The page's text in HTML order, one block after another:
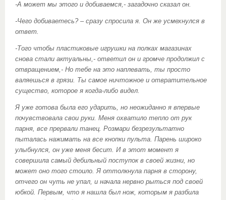
-А может мы этого и добиваемся,- загадочно сказал он.
-Чего добиваетесь? – сразу спросила я. Он же усмехнулся в
ответ.
-Того чтобы пластиковые игрушки на полках магазинах
снова стали актуальны,- ответил он и громче продолжил с
отвращением,- Но тебе на это наплевать, ты просто
валяешься в грязи. Ты самое ничтожное и отвратительное
существо, которое я когда-либо видел.
Я уже готова была его ударить, но неожиданно я впервые
почувствовала свои руки. Меня охватило тепло от рук
парня, все прервали танец. Розмари безрезультатно
пыталась нажимать на все кнопки пульта. Парень широко
улыбнулся, он уже меня бесит. И в этот момент я
совершила самый дебильный поступок в своей жизни, но
может оно того стоило. Я оттолкнула парня в сторону,
отчего он чуть не упал, и начала нервно рыться под своей
юбкой. Первым, что я нашла был нож, которым я разбила